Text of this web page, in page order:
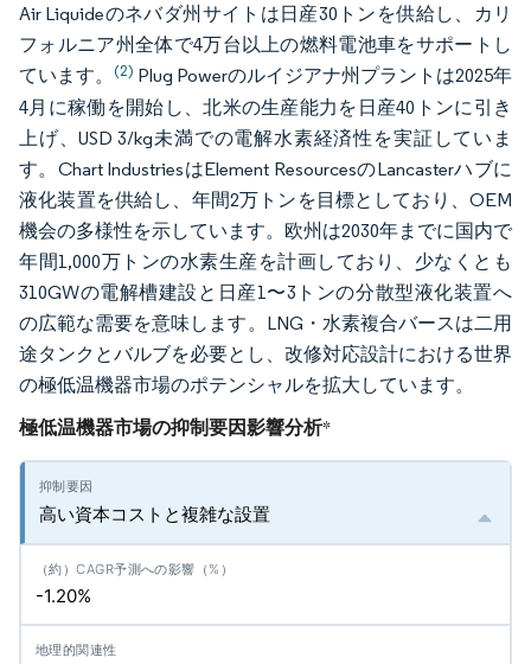
Air Liquideのネバダ州サイトは日産30トンを供給し、カリ
フォルニア州全体で4万台以上の燃料電池車をサポートし
ています。
(2) Plug Powerのルイジアナ州プラントは2025年
4月に稼働を開始し、北米の生産能力を日産40トンに引き
上げ、USD 3/kg未満での電解水素経済性を実証していま
す。Chart IndustriesはElement ResourcesのLancasterハブに
液化装置を供給し、年間2万トンを目標としており、OEM
機会の多様性を示しています。欧州は2030年までに国内で
年間1,000万トンの水素生産を計画しており、少なくとも
310GWの電解槽建設と日産1〜3トンの分散型液化装置へ
の広範な需要を意味します。LNG・水素複合バースは二用
途タンクとバルブを必要とし、改修対応設計における世界
の極低温機器市場のポテンシャルを拡大しています。
極低温機器市場の抑制要因影響分析*
高い資本コストと複雑な設置
-1.20%